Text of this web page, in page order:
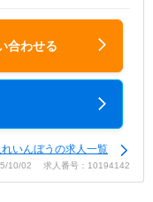
合わせる
いんぼうの求人一覧
10/02 求人番号：10194142